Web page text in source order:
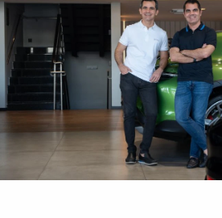
Toyota
Troller
Volkswagen
Wanshida